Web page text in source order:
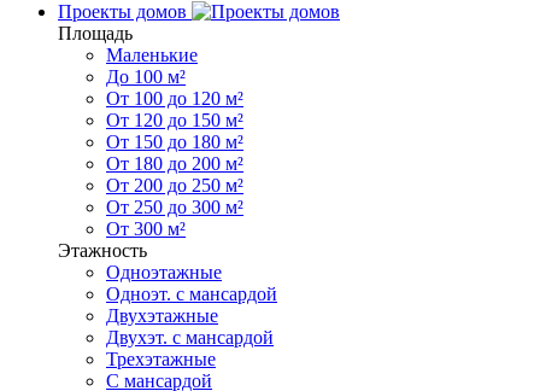
Проекты домов
Площадь
Маленькие
До 100 м²
От 100 до 120 м²
От 120 до 150 м²
От 150 до 180 м²
От 180 до 200 м²
От 200 до 250 м²
От 250 до 300 м²
От 300 м²
Этажность
Одноэтажные
Одноэт. с мансардой
Двухэтажные
Двухэт. с мансардой
Трехэтажные
С мансардой